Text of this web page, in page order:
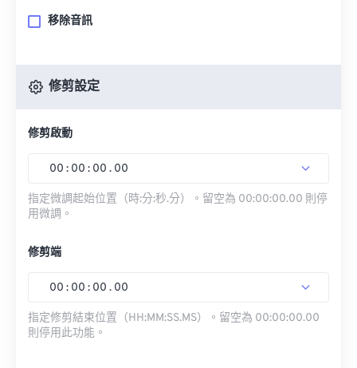
移除音訊
修剪設定
修剪啟動
00 : 00 : 00 . 00
指定微調起始位置（時:分:秒.分）。留空為 00:00:00.00 則停
用微調。
修剪端
00 : 00 : 00 . 00
指定修剪結束位置（HH:MM:SS.MS）。留空為 00:00:00.00
則停用此功能。